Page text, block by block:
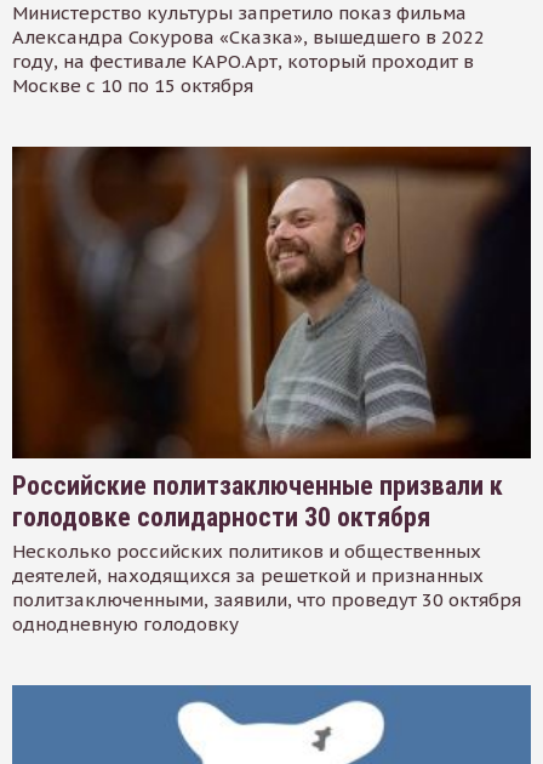
Министерство культуры запретило показ фильма
Александра Сокурова «Сказка», вышедшего в 2022
году, на фестивале КАРО.Арт, который проходит в
Москве с 10 по 15 октября
Российские политзаключенные призвали к
голодовке солидарности 30 октября
Несколько российских политиков и общественных
деятелей, находящихся за решеткой и признанных
политзаключенными, заявили, что проведут 30 октября
однодневную голодовку